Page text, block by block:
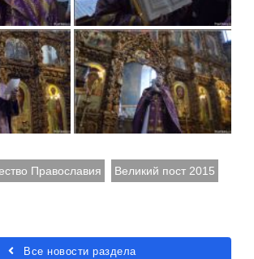
Православия Великий пост 2015
Все новости раздела